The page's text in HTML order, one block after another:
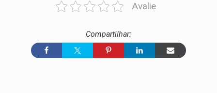
Avalie